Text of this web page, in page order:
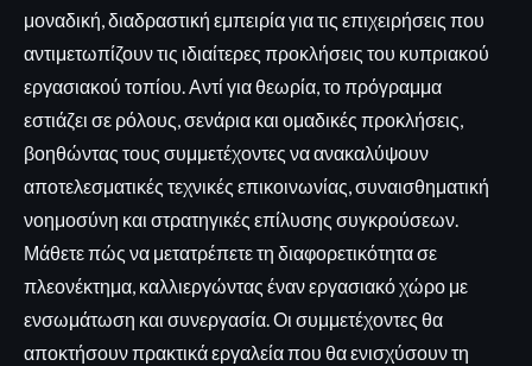
μοναδική, διαδραστική εμπειρία για τις επιχειρήσεις που
αντιμετωπίζουν τις ιδιαίτερες προκλήσεις του κυπριακού
εργασιακού τοπίου. Αντί για θεωρία, το πρόγραμμα
εστιάζει σε ρόλους, σενάρια και ομαδικές προκλήσεις,
βοηθώντας τους συμμετέχοντες να ανακαλύψουν
αποτελεσματικές τεχνικές επικοινωνίας, συναισθηματική
νοημοσύνη και στρατηγικές επίλυσης συγκρούσεων.
Μάθετε πώς να μετατρέπετε τη διαφορετικότητα σε
πλεονέκτημα, καλλιεργώντας έναν εργασιακό χώρο με
ενσωμάτωση και συνεργασία. Οι συμμετέχοντες θα
αποκτήσουν πρακτικά εργαλεία που θα ενισχύσουν τη